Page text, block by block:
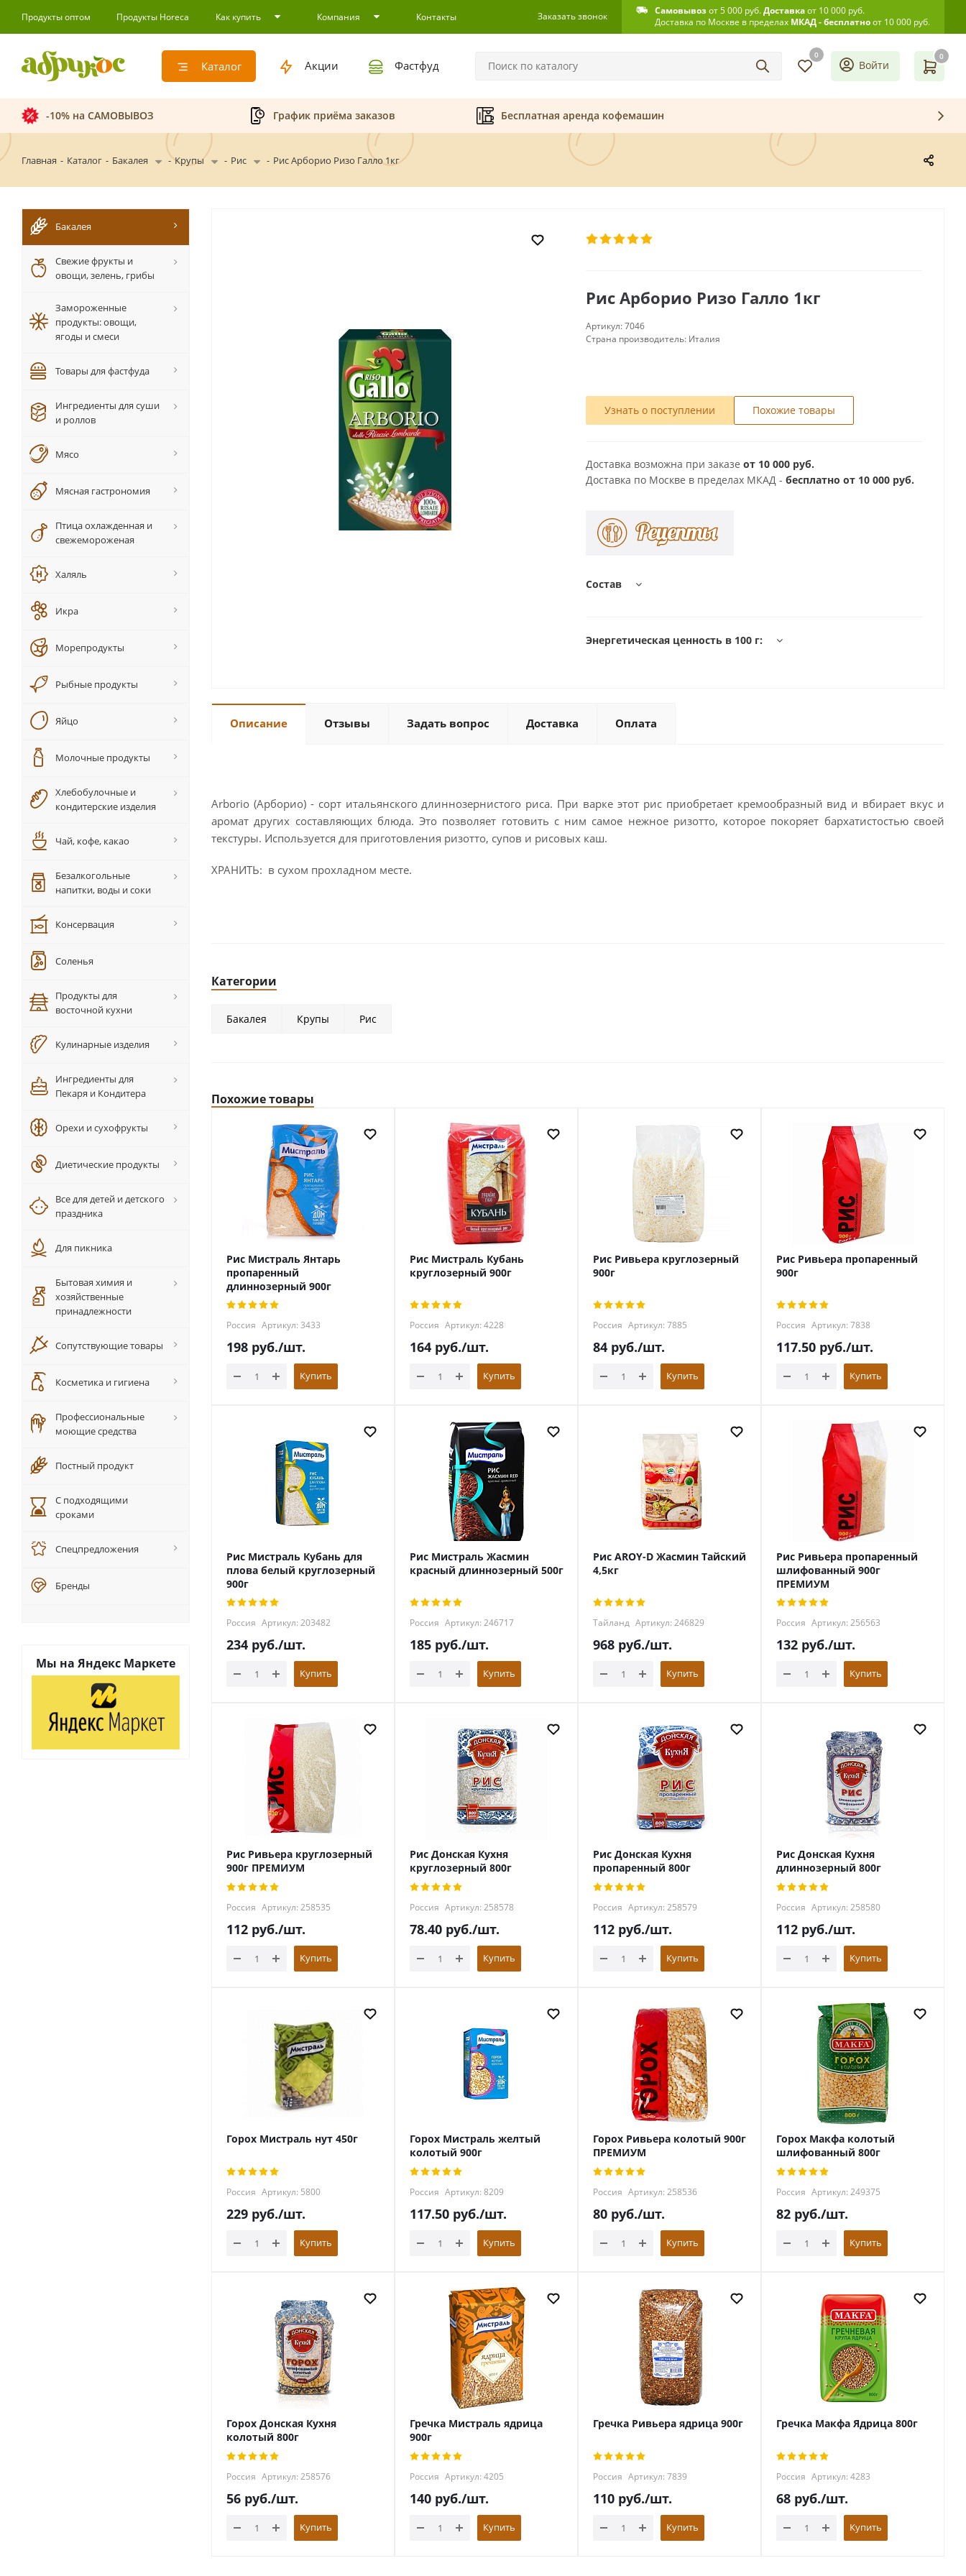
Продукты оптом Продукты Horeca Как купить Компания Контакты Заказать звонок Самовывозот 5 000 руб.Доставкаот 10 000 руб.
Доставка по Москве в пределах МКАД - бесплатноот 10 000 руб.
Каталог Акции Фастфуд
0 0
Войти
-10% на САМОВЫВОЗ График приёма заказов Бесплатная аренда кофемашин
Главная - Каталог - Бакалея - Крупы - Рис - Рис Арборио Ризо Галло 1кг
Рис Арборио Ризо Галло 1кг
Артикул:7046
Страна производитель: Италия
Узнать о поступлении Похожие товары
Доставка возможна при заказе от 10 000 руб.
Доставка по Москве в пределах МКАД - бесплатно от 10 000 руб.
Состав
Энергетическая ценность в 100 г:
Описание Отзывы Задать вопрос Доставка Оплата
Arborio (Арборио) - сорт итальянского длиннозернистого риса. При варке этот рис приобретает кремообразный вид и вбирает вкус и
аромат других составляющих блюда. Это позволяет готовить с ним самое нежное ризотто, которое покоряет бархатистостью своей
текстуры. Используется для приготовления ризотто, супов и рисовых каш.
ХРАНИТЬ: в сухом прохладном месте.
Категории
Бакалея Крупы Рис
Похожие товары
Рис Мистраль Янтарь
пропаренный
длиннозерный 900г
Россия Артикул: 3433
198 руб./шт.
Купить
Рис Мистраль Кубань
круглозерный 900г
Россия Артикул: 4228
164 руб./шт.
Купить
Рис Ривьера круглозерный
900г
Россия Артикул: 7885
84 руб./шт.
Купить
Рис Ривьера пропаренный
900г
Россия Артикул: 7838
117.50 руб./шт.
Купить
Рис Мистраль Кубань для
плова белый круглозерный
900г
Россия Артикул: 203482
234 руб./шт.
Купить
Рис Мистраль Жасмин
красный длиннозерный 500г
Россия Артикул: 246717
185 руб./шт.
Купить
Рис AROY-D Жасмин Тайский
4,5кг
Тайланд Артикул: 246829
968 руб./шт.
Купить
Рис Ривьера пропаренный
шлифованный 900г
ПРЕМИУМ
Россия Артикул: 256563
132 руб./шт.
Купить
Рис Ривьера круглозерный
900г ПРЕМИУМ
Россия Артикул: 258535
112 руб./шт.
Купить
Рис Донская Кухня
круглозерный 800г
Россия Артикул: 258578
78.40 руб./шт.
Купить
Рис Донская Кухня
пропаренный 800г
Россия Артикул: 258579
112 руб./шт.
Купить
Рис Донская Кухня
длиннозерный 800г
Россия Артикул: 258580
112 руб./шт.
Купить
Горох Мистраль нут 450г
Россия Артикул: 5800
229 руб./шт.
Купить
Горох Мистраль желтый
колотый 900г
Россия Артикул: 8209
117.50 руб./шт.
Купить
Горох Ривьера колотый 900г
ПРЕМИУМ
Россия Артикул: 258536
80 руб./шт.
Купить
Горох Макфа колотый
шлифованный 800г
Россия Артикул: 249375
82 руб./шт.
Купить
Горох Донская Кухня
колотый 800г
Россия Артикул: 258576
56 руб./шт.
Купить
Гречка Мистраль ядрица
900г
Россия Артикул: 4205
140 руб./шт.
Купить
Гречка Ривьера ядрица 900г
Россия Артикул: 7839
110 руб./шт.
Купить
Гречка Макфа Ядрица 800г
Россия Артикул: 4283
68 руб./шт.
Купить
Бакалея
Свежие фрукты и
овощи, зелень, грибы
Замороженные
продукты: овощи,
ягоды и смеси
Товары для фастфуда
Ингредиенты для суши
и роллов
Мясо
Мясная гастрономия
Птица охлажденная и
свежемороженая
Халяль
Икра
Морепродукты
Рыбные продукты
Яйцо
Молочные продукты
Хлебобулочные и
кондитерские изделия
Чай, кофе, какао
Безалкогольные
напитки, воды и соки
Консервация
Соленья
Продукты для
восточной кухни
Кулинарные изделия
Ингредиенты для
Пекаря и Кондитера
Орехи и сухофрукты
Диетические продукты
Все для детей и детского
праздника
Для пикника
Бытовая химия и
хозяйственные
принадлежности
Сопутствующие товары
Косметика и гигиена
Профессиональные
моющие средства
Постный продукт
С подходящими
сроками
Спецпредложения
Бренды
Мы на Яндекс Маркете